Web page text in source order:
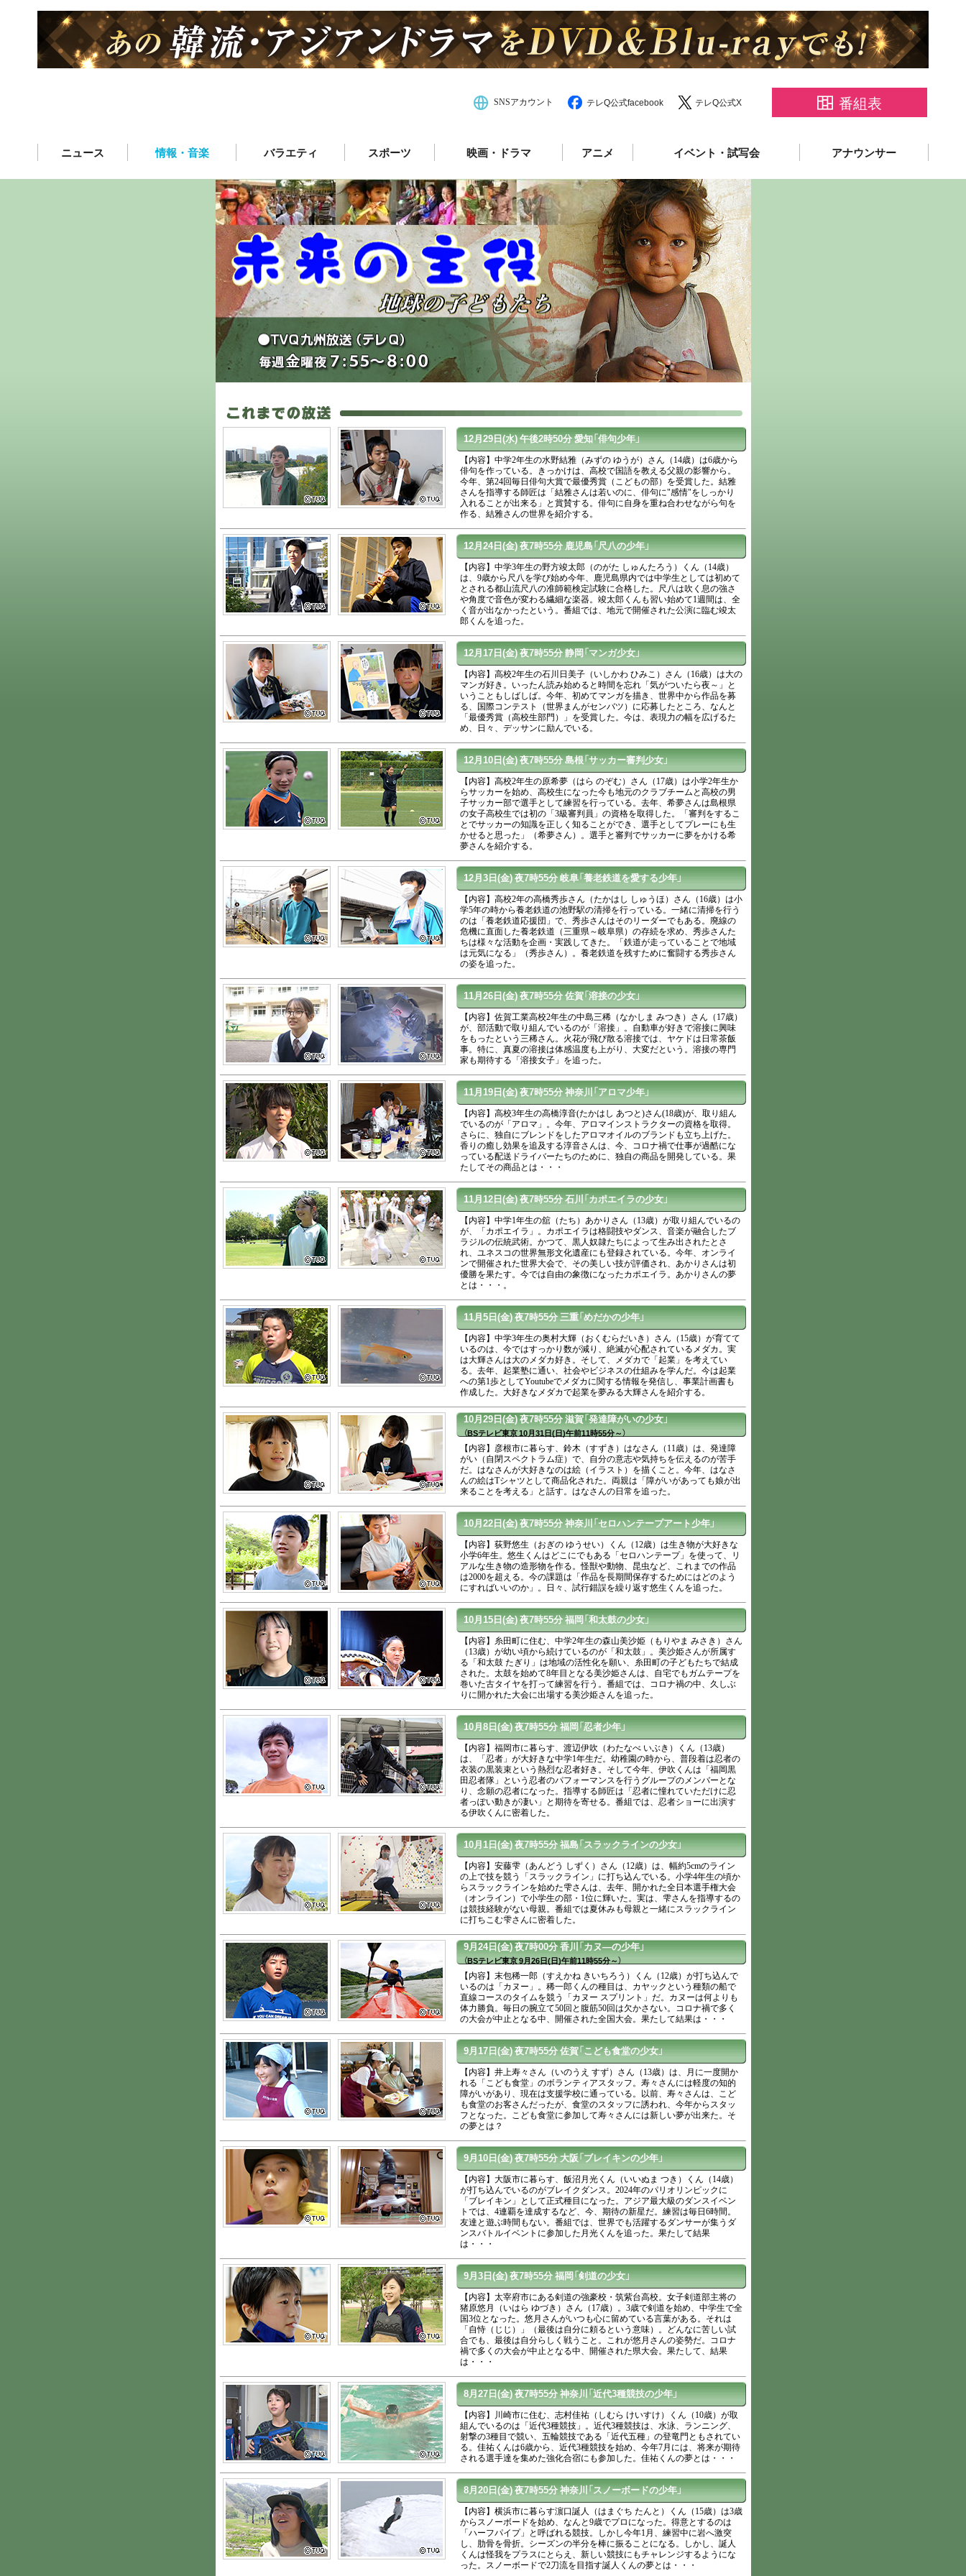
SNSアカウント テレQ公式facebook テレQ公式X 番組表
ニュース 情報・音楽 バラエティ スポーツ 映画・ドラマ アニメ イベント・試写会 アナウンサー
12月29日(水)午後2時50分愛知「俳句少年」
【内容】中学2年生の水野結雅（みずの ゆうが）さん（14歳）は6歳から
俳句を作っている。きっかけは、高校で国語を教える父親の影響から。
今年、第24回毎日俳句大賞で最優秀賞（こどもの部）を受賞した。結雅
さんを指導する師匠は「結雅さんは若いのに、俳句に"感情"をしっかり
入れることが出来る」と賞賛する。俳句に自身を重ね合わせながら句を
作る、結雅さんの世界を紹介する。
12月24日(金)夜7時55分鹿児島「尺八の少年」
【内容】中学3年生の野方竣太郎（のがた しゅんたろう）くん（14歳）
は、9歳から尺八を学び始め今年、鹿児島県内では中学生としては初めて
とされる都山流尺八の准師範検定試験に合格した。尺八は吹く息の強さ
や角度で音色が変わる繊細な楽器。竣太郎くんも習い始めて1週間は、全
く音が出なかったという。番組では、地元で開催された公演に臨む竣太
郎くんを追った。
12月17日(金)夜7時55分静岡「マンガ少女」
【内容】高校2年生の石川日美子（いしかわ ひみこ）さん（16歳）は大の
マンガ好き。いったん読み始めると時間を忘れ「気がついたら夜～」と
いうこともしばしば。今年、初めてマンガを描き、世界中から作品を募
る、国際コンテスト（世界まんがセンバツ）に応募したところ、なんと
「最優秀賞（高校生部門）」を受賞した。今は、表現力の幅を広げるた
め、日々、デッサンに励んでいる。
12月10日(金)夜7時55分島根「サッカー審判少女」
【内容】高校2年生の原希夢（はら のぞむ）さん（17歳）は小学2年生か
らサッカーを始め、高校生になった今も地元のクラブチームと高校の男
子サッカー部で選手として練習を行っている。去年、希夢さんは島根県
の女子高校生では初の「3級審判員」の資格を取得した。「審判をするこ
とでサッカーの知識を正しく知ることができ、選手としてプレーにも生
かせると思った」（希夢さん）。選手と審判でサッカーに夢をかける希
夢さんを紹介する。
12月3日(金)夜7時55分岐阜「養老鉄道を愛する少年」
【内容】高校2年の高橋秀歩さん（たかはし しゅうほ）さん（16歳）は小
学5年の時から養老鉄道の池野駅の清掃を行っている。一緒に清掃を行う
のは「養老鉄道応援団」で、秀歩さんはそのリーダーでもある。廃線の
危機に直面した養老鉄道（三重県～岐阜県）の存続を求め、秀歩さんた
ちは様々な活動を企画・実践してきた。「鉄道が走っていることで地域
は元気になる」（秀歩さん）。養老鉄道を残すために奮闘する秀歩さん
の姿を追った。
11月26日(金)夜7時55分佐賀「溶接の少女」
【内容】佐賀工業高校2年生の中島三稀（なかしま みつき）さん（17歳）
が、部活動で取り組んでいるのが「溶接」。自動車が好きで溶接に興味
をもったという三稀さん。火花が飛び散る溶接では、ヤケドは日常茶飯
事。特に、真夏の溶接は体感温度も上がり、大変だという。溶接の専門
家も期待する「溶接女子」を追った。
11月19日(金)夜7時55分神奈川「アロマ少年」
【内容】高校3年生の高橋淳音(たかはし あつと)さん(18歳)が、取り組ん
でいるのが「アロマ」。今年、アロマインストラクターの資格を取得。
さらに、独自にブレンドをしたアロマオイルのブランドも立ち上げた。
香りの癒し効果を追及する淳音さんは、今、コロナ禍で仕事が過酷にな
っている配送ドライバーたちのために、独自の商品を開発している。果
たしてその商品とは・・・
11月12日(金)夜7時55分石川「カポエイラの少女」
【内容】中学1年生の舘（たち）あかりさん（13歳）が取り組んでいるの
が、「カポエイラ」。カポエイラは格闘技やダンス、音楽が融合したブ
ラジルの伝統武術。かつて、黒人奴隷たちによって生み出されたとさ
れ、ユネスコの世界無形文化遺産にも登録されている。今年、オンライ
ンで開催された世界大会で、その美しい技が評価され、あかりさんは初
優勝を果たす。今では自由の象徴になったカポエイラ。あかりさんの夢
とは・・・。
11月5日(金)夜7時55分三重「めだかの少年」
【内容】中学3年生の奥村大輝（おくむらだいき）さん（15歳）が育てて
いるのは、今ではすっかり数が減り、絶滅が心配されているメダカ。実
は大輝さんは大のメダカ好き。そして、メダカで「起業」を考えてい
る。去年、起業塾に通い、社会やビジネスの仕組みを学んだ。今は起業
への第1歩としてYoutubeでメダカに関する情報を発信し、事業計画書も
作成した。大好きなメダカで起業を夢みる大輝さんを紹介する。
10月29日(金)夜7時55分滋賀「発達障がいの少女」
（BSテレビ東京 10月31日(日)午前11時55分～）
【内容】彦根市に暮らす、鈴木（すずき）はなさん（11歳）は、発達障
がい（自閉スペクトラム症）で、自分の意志や気持ちを伝えるのが苦手
だ。はなさんが大好きなのは絵（イラスト）を描くこと。今年、はなさ
んの絵はTシャツとして商品化された。両親は「障がいがあっても娘が出
来ることを考える」と話す。はなさんの日常を追った。
10月22日(金)夜7時55分神奈川「セロハンテープアート少年」
【内容】荻野悠生（おぎの ゆうせい）くん（12歳）は生き物が大好きな
小学6年生。悠生くんはどこにでもある「セロハンテープ」を使って、リ
アルな生き物の造形物を作る。怪獣や動物、昆虫など、これまでの作品
は2000を超える。今の課題は「作品を長期間保存するためにはどのよう
にすればいいのか」。日々、試行錯誤を繰り返す悠生くんを追った。
10月15日(金)夜7時55分福岡「和太鼓の少女」
【内容】糸田町に住む、中学2年生の森山美沙姫（もりやま みさき）さん
（13歳）が幼い頃から続けているのが「和太鼓」。美沙姫さんが所属す
る「和太鼓 たぎり」は地域の活性化を願い、糸田町の子どもたちで結成
された。太鼓を始めて8年目となる美沙姫さんは、自宅でもガムテープを
巻いた古タイヤを打って練習を行う。番組では、コロナ禍の中、久しぶ
りに開かれた大会に出場する美沙姫さんを追った。
10月8日(金)夜7時55分福岡「忍者少年」
【内容】福岡市に暮らす、渡辺伊吹（わたなべ いぶき）くん（13歳）
は、「忍者」が大好きな中学1年生だ。幼稚園の時から、普段着は忍者の
衣装の黒装束という熱烈な忍者好き。そして今年、伊吹くんは「福岡黒
田忍者隊」という忍者のパフォーマンスを行うグループのメンバーとな
り、念願の忍者になった。指導する師匠は「忍者に憧れていただけに忍
者っぽい動きが凄い」と期待を寄せる。番組では、忍者ショーに出演す
る伊吹くんに密着した。
10月1日(金)夜7時55分福島「スラックラインの少女」
【内容】安藤雫（あんどう しずく）さん（12歳）は、幅約5cmのライン
の上で技を競う「スラックライン」に打ち込んでいる。小学4年生の頃か
らスラックラインを始めた雫さんは、去年、開かれた全日本選手権大会
（オンライン）で小学生の部・1位に輝いた。実は、雫さんを指導するの
は競技経験がない母親。番組では夏休みも母親と一緒にスラックライン
に打ちこむ雫さんに密着した。
9月24日(金)夜7時00分香川「カヌ―の少年」
（BSテレビ東京 9月26日(日)午前11時55分～）
【内容】末包稀一郎（すえかね きいちろう）くん（12歳）が打ち込んで
いるのは「カヌー」。稀一郎くんの種目は、カヤックという種類の船で
直線コースのタイムを競う「カヌー スプリント」だ。カヌーは何よりも
体力勝負。毎日の腕立て50回と腹筋50回は欠かさない。コロナ禍で多く
の大会が中止となる中、開催された全国大会。果たして結果は・・・
9月17日(金)夜7時55分佐賀「こども食堂の少女」
【内容】井上寿々さん（いのうえ すず）さん（13歳）は、月に一度開か
れる「こども食堂」のボランティアスタッフ。寿々さんには軽度の知的
障がいがあり、現在は支援学校に通っている。以前、寿々さんは、こど
も食堂のお客さんだったが、食堂のスタッフに誘われ、今年からスタッ
フとなった。こども食堂に参加して寿々さんには新しい夢が出来た。そ
の夢とは？
9月10日(金)夜7時55分大阪「ブレイキンの少年」
【内容】大阪市に暮らす、飯沼月光くん（いいぬま つき）くん（14歳）
が打ち込んでいるのがブレイクダンス。2024年のパリオリンピックに
「ブレイキン」として正式種目になった。アジア最大級のダンスイベン
トでは、4連覇を達成するなど、今、期待の新星だ。練習は毎日6時間。
友達と遊ぶ時間もない。番組では、世界でも活躍するダンサーが集うダ
ンスバトルイベントに参加した月光くんを追った。果たして結果
は・・・
9月3日(金)夜7時55分福岡「剣道の少女」
【内容】太宰府市にある剣道の強豪校・筑紫台高校。女子剣道部主将の
猪原悠月（いはら ゆづき）さん（17歳）。3歳で剣道を始め、中学生で全
国3位となった。悠月さんがいつも心に留めている言葉がある。それは
「自恃（じじ）」（最後は自分に頼るという意味）。どんなに苦しい試
合でも、最後は自分らしく戦うこと。これが悠月さんの姿勢だ。コロナ
禍で多くの大会が中止となる中、開催された県大会。果たして、結果
は・・・
8月27日(金)夜7時55分神奈川「近代3種競技の少年」
【内容】川崎市に住む、志村佳祐（しむら けいすけ）くん（10歳）が取
組んでいるのは「近代3種競技」。近代3種競技は、水泳、ランニング、
射撃の3種目で競い、五輪競技である「近代五種」の登竜門ともされてい
る。佳祐くんは6歳から、近代3種競技を始め、今年7月には、将来が期待
される選手達を集めた強化合宿にも参加した。佳祐くんの夢とは・・・
8月20日(金)夜7時55分神奈川「スノーボードの少年」
【内容】横浜市に暮らす濵口誕人（はまぐち たんと）くん（15歳）は3歳
からスノーボードを始め、なんと9歳でプロになった。得意とするのは
「ハーフパイプ」と呼ばれる競技。しかし今年1月、練習中に岩へ激突
し、肋骨を骨折。シーズンの半分を棒に振ることになる。しかし、誕人
くんは怪我をプラスにとらえ、新しい競技にもチャレンジするようにな
った。スノーボードで2刀流を目指す誕人くんの夢とは・・・